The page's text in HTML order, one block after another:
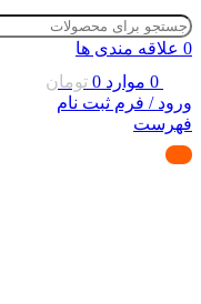
0 علاقه مندی ها
0 موارد 0 تومان
ورود / فرم ثبت نام
فهرست